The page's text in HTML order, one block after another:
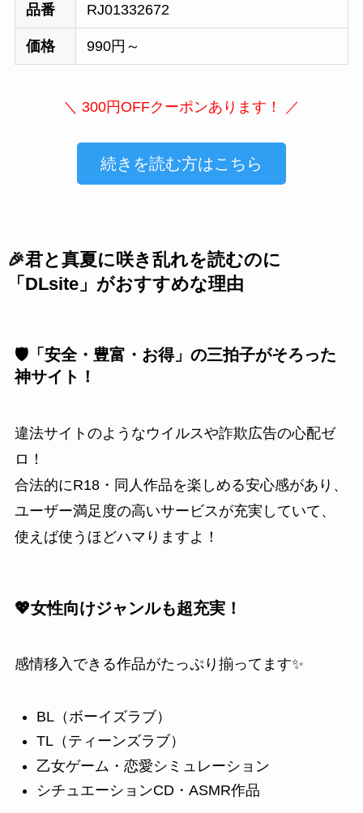
品番 RJ01332672
価格 990円～
＼ 300円OFFクーポンあります！ ／
続きを読む方はこちら
🎉君と真夏に咲き乱れを読むのに
「DLsite」がおすすめな理由
🛡️「安全・豊富・お得」の三拍子がそろった
神サイト！
違法サイトのようなウイルスや詐欺広告の心配ゼ
ロ！
合法的にR18・同人作品を楽しめる安心感があり、
ユーザー満足度の高いサービスが充実していて、
使えば使うほどハマりますよ！
💖女性向けジャンルも超充実！
感情移入できる作品がたっぷり揃ってます✨
BL（ボーイズラブ）
TL（ティーンズラブ）
乙女ゲーム・恋愛シミュレーション
シチュエーションCD・ASMR作品